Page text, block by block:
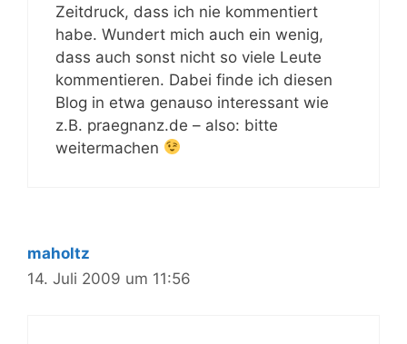
Zeitdruck, dass ich nie kommentiert
habe. Wundert mich auch ein wenig,
dass auch sonst nicht so viele Leute
kommentieren. Dabei finde ich diesen
Blog in etwa genauso interessant wie
z.B. praegnanz.de – also: bitte
weitermachen
maholtz
14. Juli 2009 um 11:56